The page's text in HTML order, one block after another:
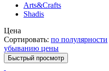
Arts&Crafts
Shadis
Цена
Сортировать: по полулярности
убыванию цены
Быстрый просмотр